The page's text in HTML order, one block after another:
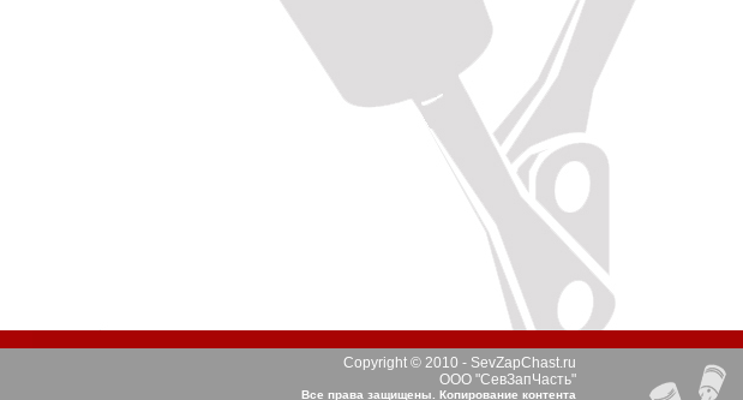
Copyright © 2010 - SevZapChast.ru
ООО "СевЗапЧасть"
Все права защищены. Копирование контента